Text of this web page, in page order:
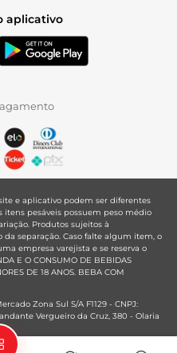
aplicativo
e aplicativo podem ser diferentes
itens pesáveis possuem peso médio
Produtos sujeitos à
separação. Caso falte algum item, o
empresa varejista e se reserva o
E O CONSUMO DE BEBIDAS
DE 18 ANOS. BEBA COM
Zona Sul S/A F1129 - CNPJ:
Vergueiro da Cruz, 380 - Olaria